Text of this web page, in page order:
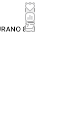
80